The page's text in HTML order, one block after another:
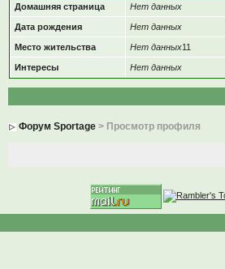
Домашняя страница Нет данных
Дата рождения Нет данных
Место жительства Нет данных11
Интересы Нет данных
Форум Sportage> Просмотр профиля